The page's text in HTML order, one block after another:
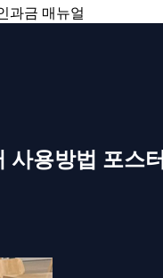
과금 매뉴얼
사용방법 포스터